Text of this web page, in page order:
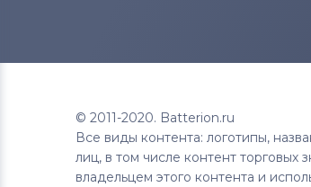
© 2011-2020. Batterion.ru
Все виды контента: логотипы,
лиц, в том числе контент торговых
владельцем этого контента и